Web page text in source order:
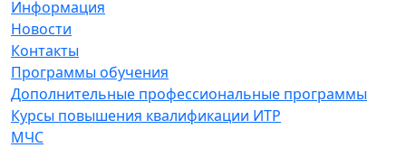
Информация
Новости
Контакты
Программы обучения
Дополнительные профессиональные программы
Курсы повышения квалификации ИТР
МЧС